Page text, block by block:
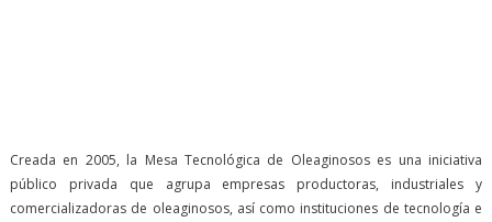
Creada en 2005, la Mesa Tecnológica de Oleaginosos es una iniciativa
público privada que agrupa empresas productoras, industriales y
comercializadoras de oleaginosos, así como instituciones de tecnología e